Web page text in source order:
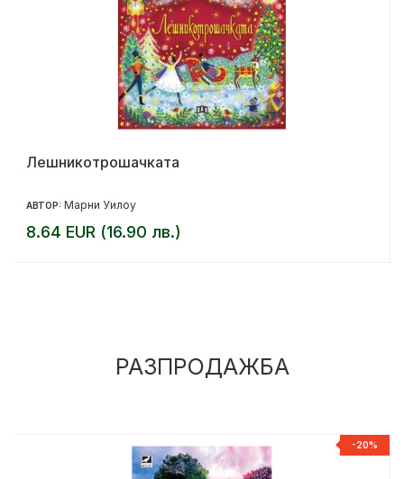
Лешникотрошачката
АВТОР: Марни Уилоу
8.64 EUR (16.90 лв.)
РАЗПРОДАЖБА
-20%